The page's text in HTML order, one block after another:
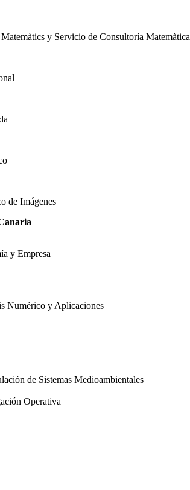
y Servicio de Consultoría Matemàtica
de Imágenes
y Empresa
Numérico y Aplicaciones
de Sistemas Medioambientales
Operativa